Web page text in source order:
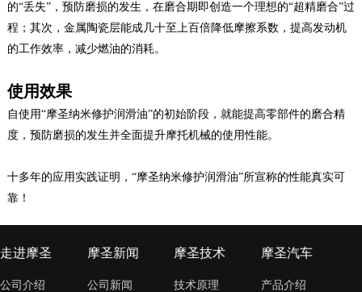
的“丢失”，预防磨损的发生，在磨合期即创造一个理想的“超精磨合”过
程；其次，金属陶瓷层能成几十至上百倍降低摩擦系数，提高发动机
的工作效率，减少燃油的消耗。
使用效果
自使用“摩圣纳米修护润滑油”的初始阶段，就能提高零部件的磨合精
度，预防磨损的发生并全面提升摩托机械的使用性能。
十多年的应用实践证明，“摩圣纳米修护润滑油”所宣称的性能真实可
靠！
走进摩圣
公司介绍
摩圣新闻
公司新闻
摩圣技术
技术原理
摩圣汽车
产品介绍